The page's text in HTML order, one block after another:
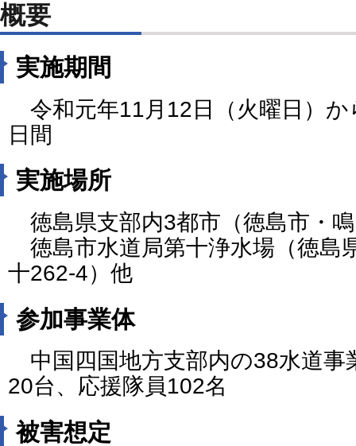
概要
実施期間
令和元年11月12日（火曜日）か
日間
実施場所
徳島県支部内3都市（徳島市・
徳島市水道局第十浄水場（徳島
十262-4）他
参加事業体
中国四国地方支部内の38水道事
20台、応援隊員102名
被害想定